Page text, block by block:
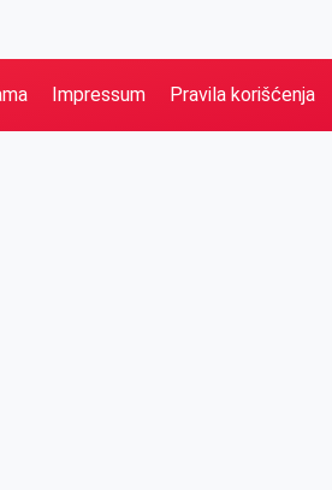
Impressum Pravila korišćenja